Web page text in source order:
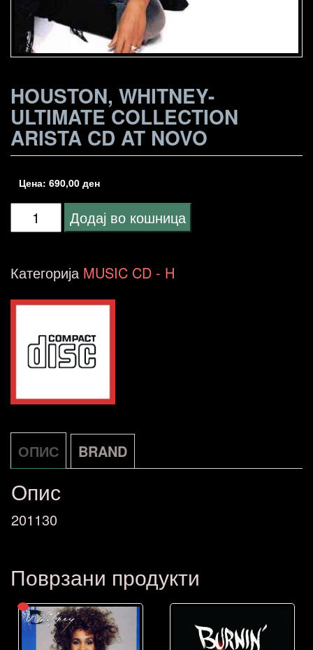
HOUSTON, WHITNEY-
ULTIMATE COLLECTION
ARISTA CD AT NOVO
Цена: 690,00 ден
Houston,
Ultimate
CD
Додај во кошница
Категорија MUSIC CD - H
ОПИС BRAND
Опис
201130
Поврзани продукти